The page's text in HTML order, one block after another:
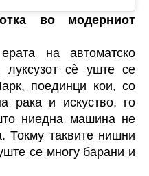
во модерниот
на автоматско
луксузот сè уште се
поединци кои, со
рака и искуство, го
ниедна машина не
Токму таквите нишни
се многу барани и